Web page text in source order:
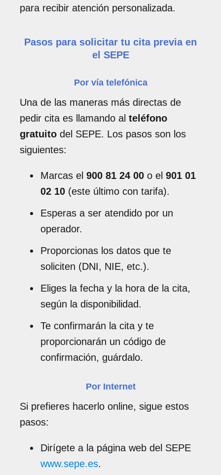
para recibir atención personalizada.
Pasos para solicitar tu cita previa en
el SEPE
Por vía telefónica
Una de las maneras más directas de
pedir cita es llamando al teléfono
gratuito del SEPE. Los pasos son los
siguientes:
Marcas el 900 81 24 00 o el 901 01
02 10 (este último con tarifa).
Esperas a ser atendido por un
operador.
Proporcionas los datos que te
soliciten (DNI, NIE, etc.).
Eliges la fecha y la hora de la cita,
según la disponibilidad.
Te confirmarán la cita y te
proporcionarán un código de
confirmación, guárdalo.
Por Internet
Si prefieres hacerlo online, sigue estos
pasos:
Dirígete a la página web del SEPE
www.sepe.es.